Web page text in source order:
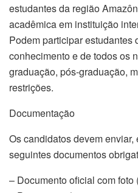
estudantes da região
acadêmica em instituição
Podem participar estudantes
conhecimento e de todos os
graduação, pós-graduação,
restrições.
Documentação
Os candidatos devem enviar,
seguintes documentos
– Documento oficial com foto